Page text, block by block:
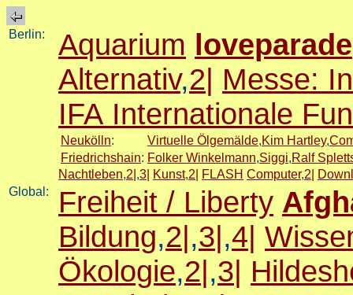
Berlin: Aquarium loveparade
Alternativ,2| Messe:
IFA Internationale
Neukölln: Virtuelle Ölgemälde,Kim Hartley,
Friedrichshain: Folker Winkelmann,Siggi,Ralf
Nachtleben,2| ,3| Kunst,2| FLASH Computer,2|
Global:
Freiheit / Liberty
Bildung,2|,3|,4|
Ökologie,2|,3|